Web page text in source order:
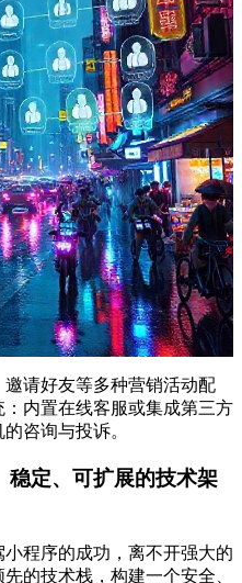
请好友等多种营销活动配
内置在线客服或集成第三方
咨询与投诉。
稳定、可扩展的技术架
程序的成功，离不开强大的
的技术栈，构建一个安全、